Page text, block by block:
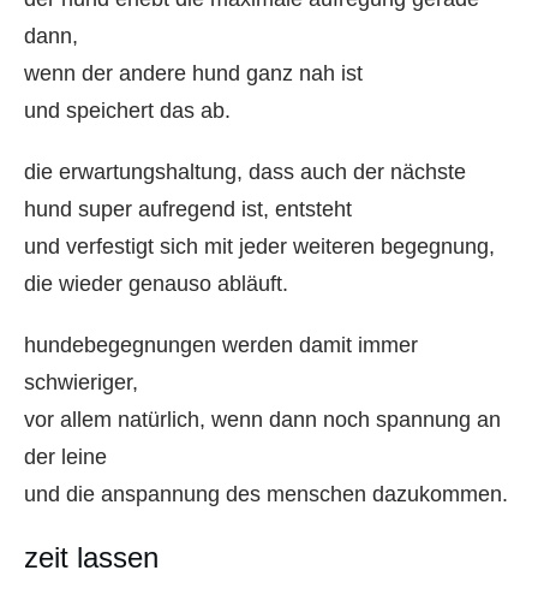
dann,
wenn der andere hund ganz nah ist
und speichert das ab.
die erwartungshaltung, dass auch der nächste
hund super aufregend ist, entsteht
und verfestigt sich mit jeder weiteren begegnung,
die wieder genauso abläuft.
hundebegegnungen werden damit immer
schwieriger,
vor allem natürlich, wenn dann noch spannung an
der leine
und die anspannung des menschen dazukommen.
zeit lassen